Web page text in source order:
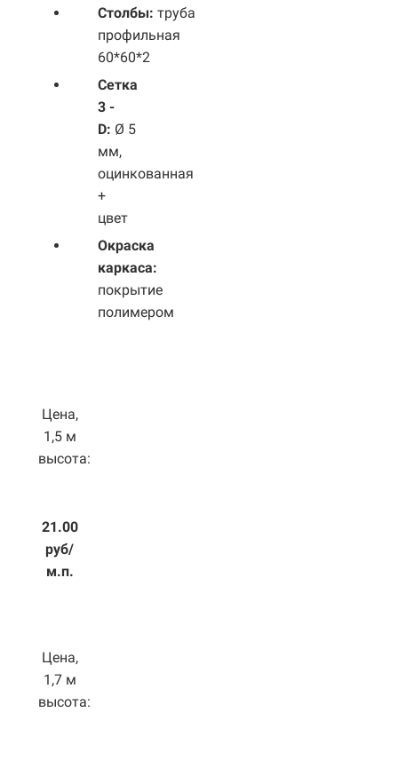
Столбы: труба
профильная
60*60*2
Сетка
3 -
D: Ø 5
мм,
оцинкованная
+
цвет
Окраска
каркаса:
покрытие
полимером
Цена,
1,5 м
высота:
21.00
руб/
м.п.
Цена,
1,7 м
высота: